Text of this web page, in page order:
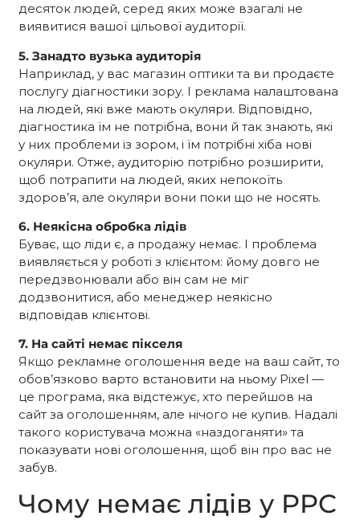
десяток людей, серед яких може взагалі не
виявитися вашої цільової аудиторії.
5. Занадто вузька аудиторія
Наприклад, у вас магазин оптики та ви продаєте
послугу діагностики зору. І реклама налаштована
на людей, які вже мають окуляри. Відповідно,
діагностика їм не потрібна, вони й так знають, які
у них проблеми із зором, і їм потрібні хіба нові
окуляри. Отже, аудиторію потрібно розширити,
щоб потрапити на людей, яких непокоїть
здоров’я, але окуляри вони поки що не носять.
6. Неякісна обробка лідів
Буває, що ліди є, а продажу немає. І проблема
виявляється у роботі з клієнтом: йому довго не
передзвонювали або він сам не міг
додзвонитися, або менеджер неякісно
відповідав клієнтові.
7. На сайті немає пікселя
Якщо рекламне оголошення веде на ваш сайт, то
обов’язково варто встановити на ньому Pixel —
це програма, яка відстежує, хто перейшов на
сайт за оголошенням, але нічого не купив. Надалі
такого користувача можна «наздоганяти» та
показувати нові оголошення, щоб він про вас не
забув.
Чому немає лідів у PPC